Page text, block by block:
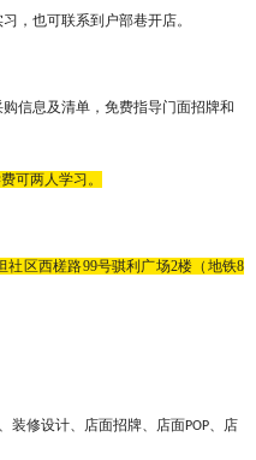
，也可联系到户部巷开店。
信息及清单，免费指导门面招牌和
可两人学习。
社区西槎路99号骐利广场2楼（地铁8
装修设计、店面招牌、店面POP 、店